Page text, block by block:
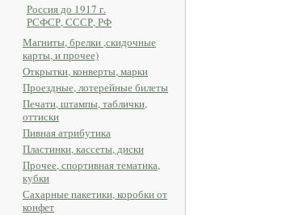
Россия до 1917 г.
РСФСР, СССР, РФ
Магниты, брелки ,скидочные
карты, и прочее)
Открытки, конверты, марки
Проездные, лотерейные билеты
Печати, штампы, таблички,
оттиски
Пивная атрибутика
Пластинки, кассеты, диски
Прочее, спортивная тематика,
кубки
Сахарные пакетики, коробки от
конфет